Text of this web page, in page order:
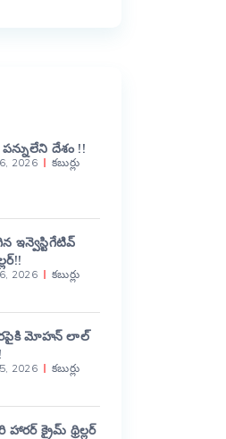
దేశం !!
2026 కబుర్లు
ఇన్వెస్టిగేటివ్
2026 కబుర్లు
మోహన్ లాల్
2026 కబుర్లు
క్రైమ్ థ్రిల్లర్